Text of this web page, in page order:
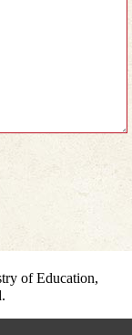
of Education,